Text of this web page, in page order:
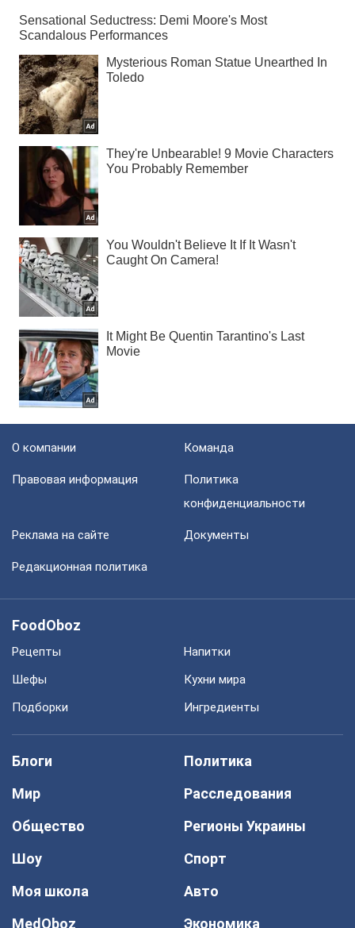
О компании Команда
Правовая информация
Политика
конфиденциальности
Реклама на сайте Документы
Редакционная политика
FoodOboz
Рецепты
Напитки
Шефы
Кухни мира
Подборки
Ингредиенты
Блоги
Политика
Мир
Расследования
Общество
Регионы Украины
Шоу
Спорт
Моя школа
Авто
MedOboz
Экономика